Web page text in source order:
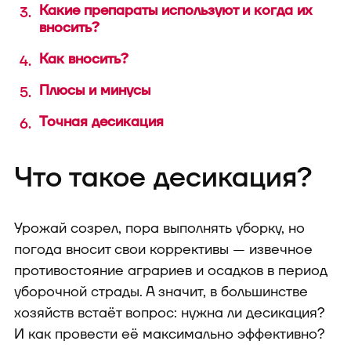
Какие препараты используют и когда их
вносить?
Как вносить?
Плюсы и минусы
Точная десикация
Что такое десикация?
Урожай созрел, пора выполнять уборку, но
погода вносит свои коррективы — извечное
противостояние аграриев и осадков в период
уборочной страды. А значит, в большинстве
хозяйств встаёт вопрос: нужна ли десикация?
И как провести её максимально эффективно?